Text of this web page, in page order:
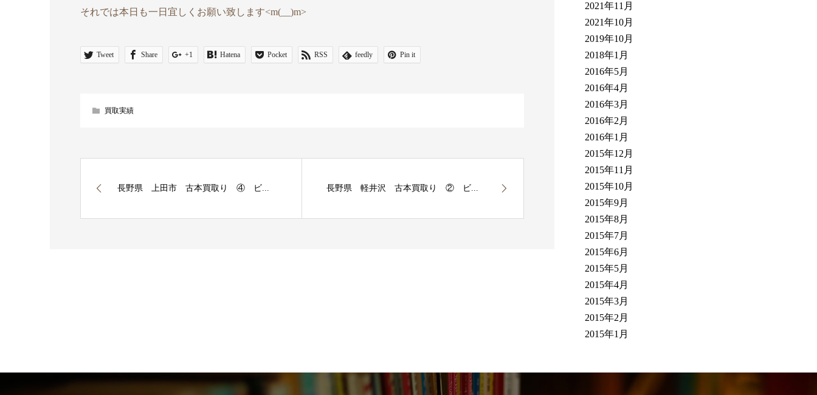
それでは本日も一日宜しくお願い致します<m(__)m>
Tweet Share +1 Hatena Pocket RSS feedly Pin it
買取実績
長野県 上田市 古本買取り ④ ビ... 長野県 軽井沢 古本買取り ② ビ...
2021年11月
2021年10月
2019年10月
2018年1月
2016年5月
2016年4月
2016年3月
2016年2月
2016年1月
2015年12月
2015年11月
2015年10月
2015年9月
2015年8月
2015年7月
2015年6月
2015年5月
2015年4月
2015年3月
2015年2月
2015年1月